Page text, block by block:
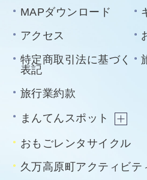
MAPダウンロード
アクセス
特定商取引法に基づく
表記
旅行業約款
まんてんスポット
おもごレンタサイクル
久万高原町アクティビテ